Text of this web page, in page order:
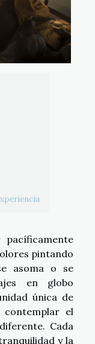
pintando
asoma o se
en globo
única de
el
Cada
y la